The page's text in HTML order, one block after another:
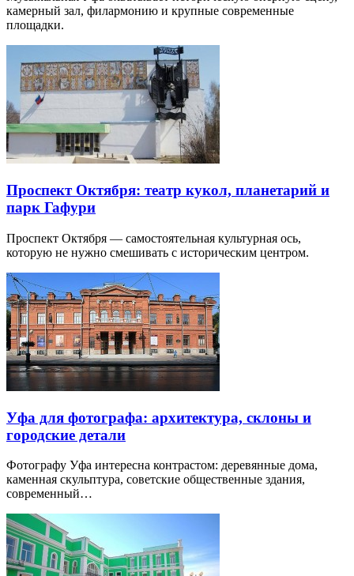
камерный зал, филармонию и крупные современные
площадки.
Проспект Октября: театр кукол, планетарий и
парк Гафури
Проспект Октября — самостоятельная культурная ось,
которую не нужно смешивать с историческим центром.
Уфа для фотографа: архитектура, склоны и
городские детали
Фотографу Уфа интересна контрастом: деревянные дома,
каменная скульптура, советские общественные здания,
современный…